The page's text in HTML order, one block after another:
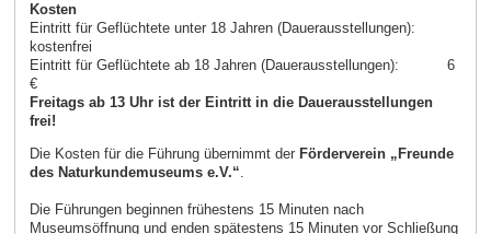
Kosten
Eintritt für Geflüchtete unter 18 Jahren (Dauerausstellungen):
kostenfrei
Eintritt für Geflüchtete ab 18 Jahren (Dauerausstellungen): 6
€
Freitags ab 13 Uhr ist der Eintritt in die Dauerausstellungen
frei!
Die Kosten für die Führung übernimmt der Förderverein „Freunde
des Naturkundemuseums e.V.“.
Die Führungen beginnen frühestens 15 Minuten nach
Museumsöffnung und enden spätestens 15 Minuten vor Schließung